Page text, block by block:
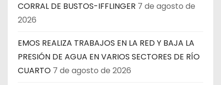
CORRAL DE BUSTOS-IFFLINGER 7 de agosto de
2026
EMOS REALIZA TRABAJOS EN LA RED Y BAJA LA
PRESIÓN DE AGUA EN VARIOS SECTORES DE RÍO
CUARTO 7 de agosto de 2026